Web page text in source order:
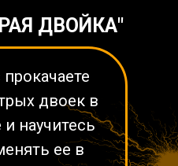
двоек в
научитесь
ее в
ДВОЙКА"